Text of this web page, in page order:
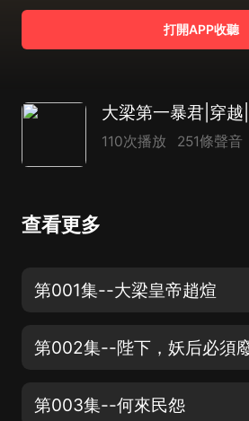
打開APP收聽
大梁第一暴君|穿
110次播放 251條聲音
查看更多
第001集--大梁皇帝趙煊
第002集--陛下，妖后必須
第003集--何來民怨